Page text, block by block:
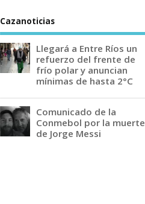
Cazanoticias
Llegará a Entre Ríos un
refuerzo del frente de
frío polar y anuncian
mínimas de hasta 2°C
Comunicado de la
Conmebol por la muerte
de Jorge Messi